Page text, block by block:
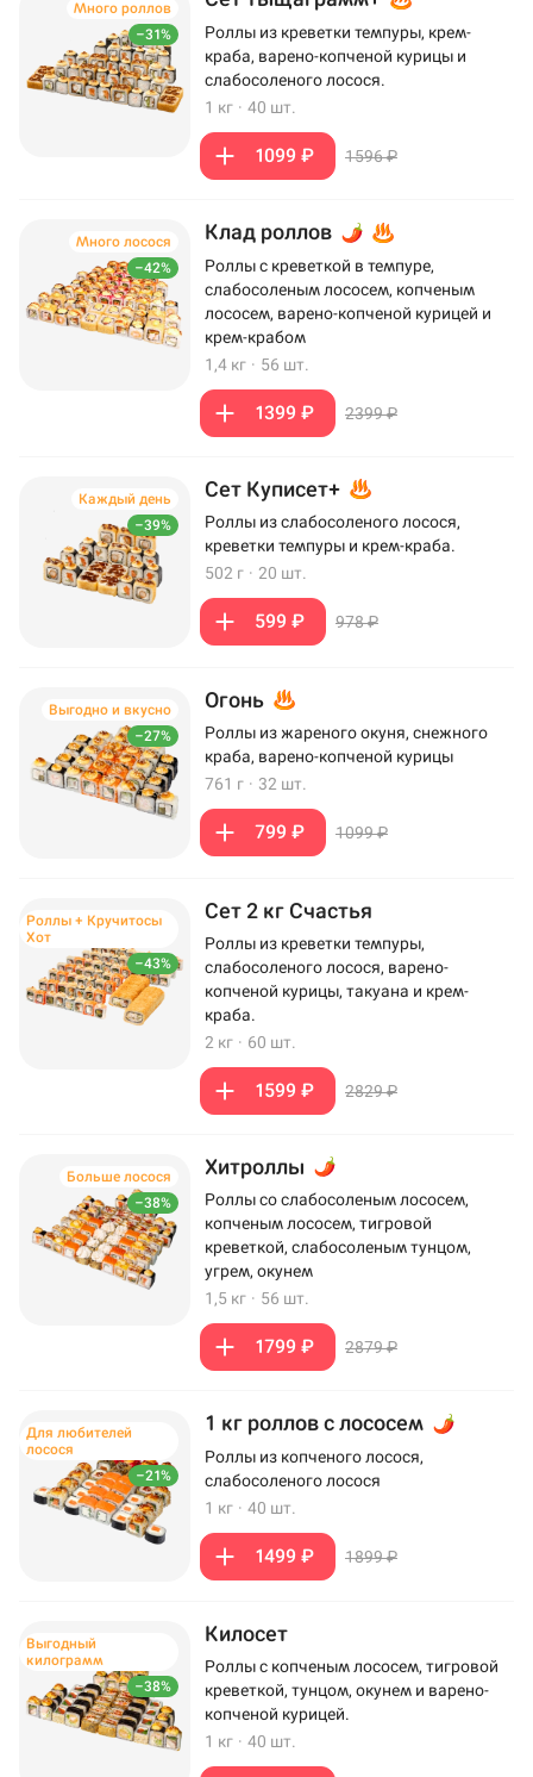
–31%
Много роллов
Роллы из креветки темпуры, крем-
краба, варено-копченой курицы и
слабосоленого лосося.
1 кг · 40 шт.
1099 ₽ 1596 ₽
–42%
Много лосося Клад роллов
Роллы с креветкой в темпуре,
слабосоленым лососем, копченым
лососем, варено-копченой курицей и
крем-крабом
1,4 кг · 56 шт.
1399 ₽ 2399 ₽
–39%
Каждый день Сет Куписет+
Роллы из слабосоленого лосося,
креветки темпуры и крем-краба.
502 г · 20 шт.
599 ₽ 978 ₽
–27%
Выгодно и вкусно Огонь
Роллы из жареного окуня, снежного
краба, варено-копченой курицы
761 г · 32 шт.
799 ₽ 1099 ₽
–43%
Роллы + Кручитосы
Хот
Сет 2 кг Счастья
Роллы из креветки темпуры,
слабосоленого лосося, варено-
копченой курицы, такуана и крем-
краба.
2 кг · 60 шт.
1599 ₽ 2829 ₽
–38%
Больше лосося Хитроллы
Роллы со слабосоленым лососем,
копченым лососем, тигровой
креветкой, слабосоленым тунцом,
угрем, окунем
1,5 кг · 56 шт.
1799 ₽ 2879 ₽
–21%
Для любителей
лосося
1 кг роллов с лососем
Роллы из копченого лосося,
слабосоленого лосося
1 кг · 40 шт.
1499 ₽ 1899 ₽
–38%
Выгодный
килограмм
Килосет
Роллы с копченым лососем, тигровой
креветкой, тунцом, окунем и варено-
копченой курицей.
1 кг · 40 шт.